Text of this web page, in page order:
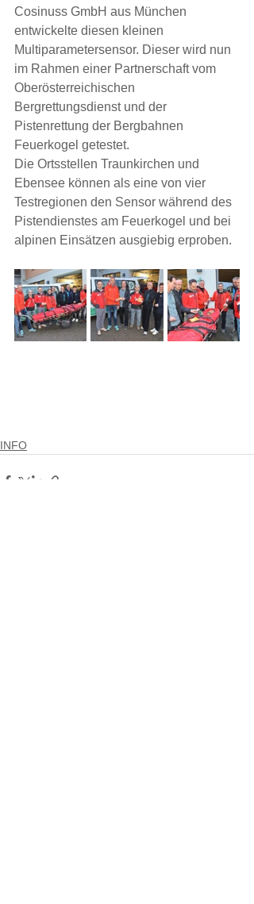
Cosinuss GmbH aus München
entwickelte diesen kleinen
Multiparametersensor. Dieser wird nun
im Rahmen einer Partnerschaft vom
Oberösterreichischen
Bergrettungsdienst und der
Pistenrettung der Bergbahnen
Feuerkogel getestet.
Die Ortsstellen Traunkirchen und
Ebensee können als eine von vier
Testregionen den Sensor während des
Pistendienstes am Feuerkogel und bei
alpinen Einsätzen ausgiebig erproben.
INFO